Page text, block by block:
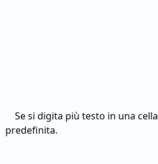
Se si digita più testo in una
predefinita.